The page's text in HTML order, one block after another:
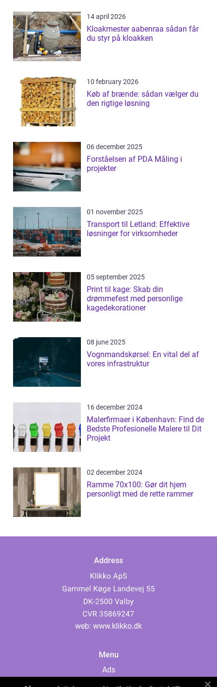
14 april 2026
Kloakmester aabenraa sådan får
du styr på kloakken
10 february 2026
Køb af brænde: sådan vælger du
den rigtige løsning
06 december 2025
Forståelsen af PDA Måling i
projekter
01 november 2025
Transport til Letland: Effektive
løsninger for virksomheder
05 september 2025
Print til kage: Skab din
drømmefest med personlige
kagedekorationer
08 june 2025
Vognmandskørsel: En vital del af
vores infrastruktur
16 december 2024
Malerfirmaer i København: Find de
Bedste Profesionelle Malere til Dit
Projekt
02 december 2024
Ramme 70x100: Gør dit hjem
personligt med de rette rammer
Address
web: www.klikko.dk
Menu
Ads